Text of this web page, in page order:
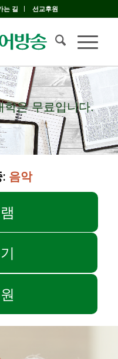
는 길 선교후원
학은 무료입니다.
학은 무료입니다.
음악